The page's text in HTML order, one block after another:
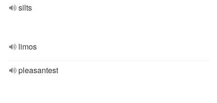
silts
limos
pleasantest